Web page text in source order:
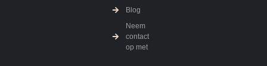
Blog
Neem
contact
op met